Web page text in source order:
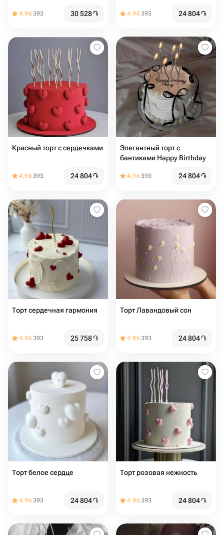
4.96393 30 528֏ 4.96393 24 804֏
Красный торт с сердечками
4.96393 24 804֏
Элегантный торт с
бантиками Happy Birthday
4.96393 24 804֏
Торт сердечная гармония
4.96393 25 758֏
Торт Лавандовый сон
4.96393 24 804֏
Торт белое сердце
4.96393 24 804֏
Торт розовая нежность
4.96393 24 804֏